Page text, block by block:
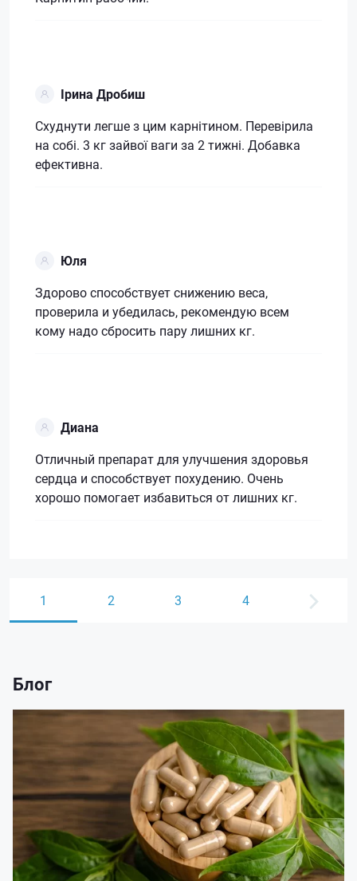
Ірина Дробиш
Схуднути легше з цим карнітином. Перевірила
на собі. 3 кг зайвої ваги за 2 тижні. Добавка
ефективна.
Юля
Здорово способствует снижению веса,
проверила и убедилась, рекомендую всем
кому надо сбросить пару лишних кг.
Диана
Отличный препарат для улучшения здоровья
сердца и способствует похудению. Очень
хорошо помогает избавиться от лишних кг.
1 2 3 4
Блог